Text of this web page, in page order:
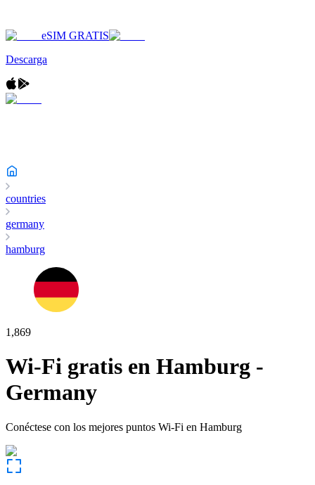
eSIM GRATIS
Descarga
countries
germany
hamburg
1,869
Wi-Fi gratis en Hamburg -
Germany
Conéctese con los mejores puntos Wi-Fi en Hamburg